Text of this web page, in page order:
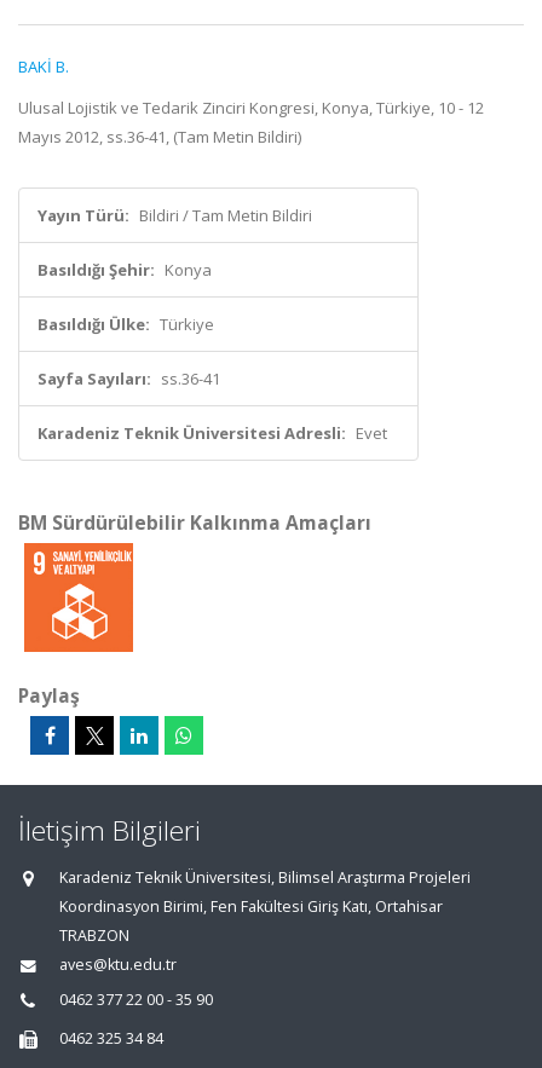
BAKİ B.
Ulusal Lojistik ve Tedarik Zinciri Kongresi, Konya, Türkiye, 10 - 12
Mayıs 2012, ss.36-41, (Tam Metin Bildiri)
Yayın Türü: Bildiri / Tam Metin Bildiri
Basıldığı Şehir: Konya
Basıldığı Ülke: Türkiye
Sayfa Sayıları: ss.36-41
Karadeniz Teknik Üniversitesi Adresli: Evet
BM Sürdürülebilir Kalkınma Amaçları
Paylaş
İletişim Bilgileri
Karadeniz Teknik Üniversitesi, Bilimsel Araştırma Projeleri
Koordinasyon Birimi, Fen Fakültesi Giriş Katı, Ortahisar
TRABZON
aves@ktu.edu.tr
0462 377 22 00 - 35 90
0462 325 34 84